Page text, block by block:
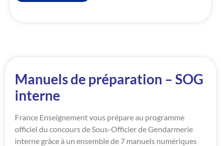
Manuels de préparation – SOG
interne
France Enseignement vous prépare au programme
officiel du concours de Sous-Officier de Gendarmerie
interne grâce à un ensemble de 7 manuels numériques